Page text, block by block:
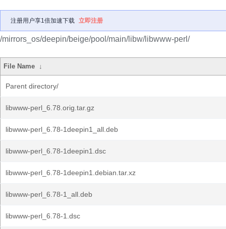
注册用户享1倍加速下载 立即注册
/mirrors_os/deepin/beige/pool/main/libw/libwww-perl/
File Name ↓
Parent directory/
libwww-perl_6.78.orig.tar.gz
libwww-perl_6.78-1deepin1_all.deb
libwww-perl_6.78-1deepin1.dsc
libwww-perl_6.78-1deepin1.debian.tar.xz
libwww-perl_6.78-1_all.deb
libwww-perl_6.78-1.dsc